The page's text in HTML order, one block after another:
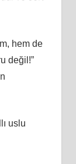
hem de
değil!”
uslu